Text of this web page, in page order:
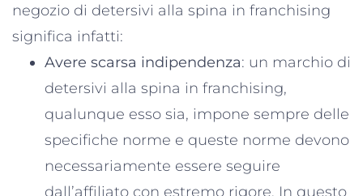
negozio di detersivi alla spina in franchising
significa infatti:
Avere scarsa indipendenza: un marchio di
detersivi alla spina in franchising,
qualunque esso sia, impone sempre delle
specifiche norme e queste norme devono
necessariamente essere seguire
dall’affiliato con estremo rigore. In questo